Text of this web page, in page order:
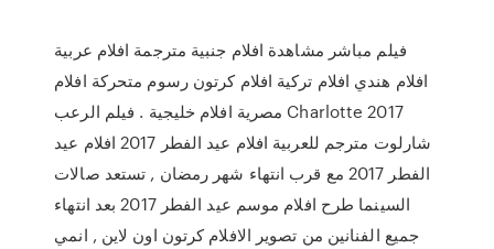
فيلم مباشر مشاهدة افلام جنبية مترجمة افلام عربية
افلام هندي افلام تركية افلام كرتون رسوم متحركة افلام
مصرية افلام خليجية . فيلم الرعب Charlotte 2017
شارلوت مترجم للعربية افلام عيد الفطر 2017 افلام عيد
الفطر 2017 مع قرب انتهاء شهر رمضان , تستعد صالات
السينما طرح افلام موسم عيد الفطر 2017 بعد انتهاء
جميع الفنانين من تصوير الافلام كرتون اون لاين , انمي